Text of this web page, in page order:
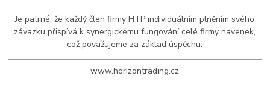
Je patrné, že každý člen firmy HTP individuálním plněním svého
závazku přispívá k synergickému fungování celé firmy navenek,
což považujeme za základ úspěchu.
www.horizontrading.cz